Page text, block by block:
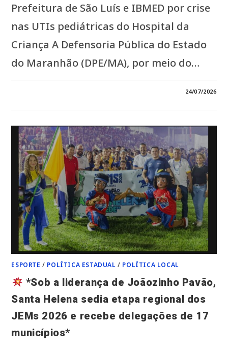
Prefeitura de São Luís e IBMED por crise
nas UTIs pediátricas do Hospital da
Criança A Defensoria Pública do Estado
do Maranhão (DPE/MA), por meio do…
PEDE
INTERVENÇÃO
URGENTE
NAS
UTIS
PEDIÁTRICAS
DO
HOSPITAL
DA
CRIANÇA
DE
SÃO
LUÍS*
24/07/2026
ESPORTE / POLÍTICA ESTADUAL / POLÍTICA LOCAL
*Sob a liderança de Joãozinho Pavão,
Santa Helena sedia etapa regional dos
JEMs 2026 e recebe delegações de 17
municípios*